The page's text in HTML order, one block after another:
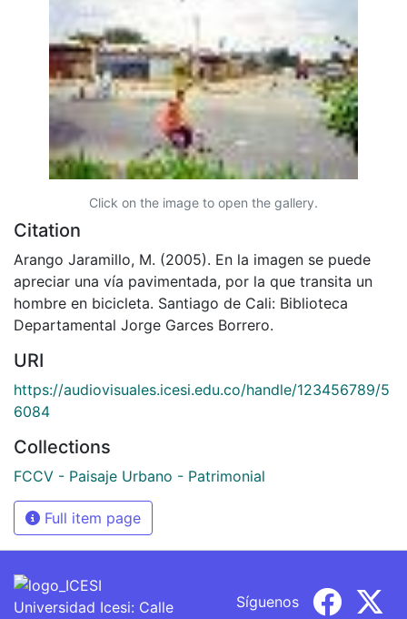
Click on the image to open the gallery.
Citation
Arango Jaramillo, M. (2005). En la imagen se puede
apreciar una vía pavimentada, por la que transita un
hombre en bicicleta. Santiago de Cali: Biblioteca
Departamental Jorge Garces Borrero.
URI
https://audiovisuales.icesi.edu.co/handle/123456789/5
6084
Collections
FCCV - Paisaje Urbano - Patrimonial
Full item page
Universidad Icesi: Calle Síguenos